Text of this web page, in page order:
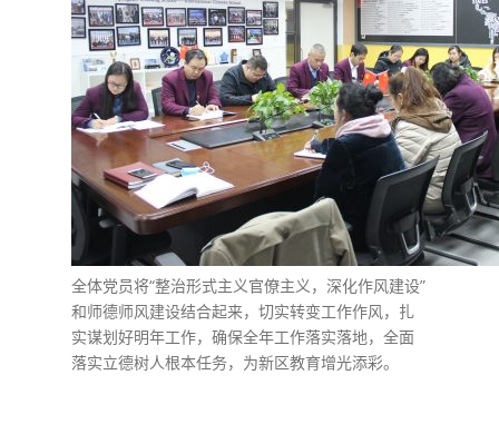
全体党员将“整治形式主义官僚主义，深化作风建设”
和师德师风建设结合起来，切实转变工作作风，扎
实谋划好明年工作，确保全年工作落实落地，全面
落实立德树人根本任务，为新区教育增光添彩。